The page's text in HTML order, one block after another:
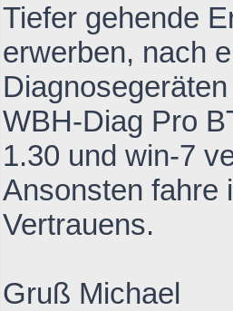
Tiefer gehende
erwerben, nach
WBH-Diag Pro
1.30 und win-7
Ansonsten fahre
Vertrauens.
Gruß Michael